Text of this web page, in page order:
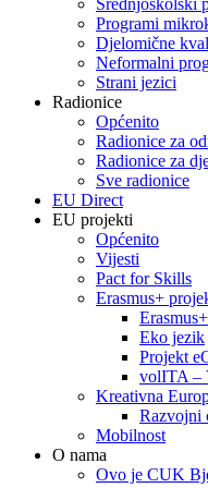
Srednjoškolski
Programi
Djelomične
Neformalni
Strani jezici
Radionice
Općenito
Radionice za
Radionice za
Sve radionice
EU Direct
EU projekti
Općenito
Vijesti
Pact for Skills
Erasmus+
Eko jezik
Projekt
volITA –
Kreativna
Razvojni
Mobilnost
O nama
Ovo je CUK